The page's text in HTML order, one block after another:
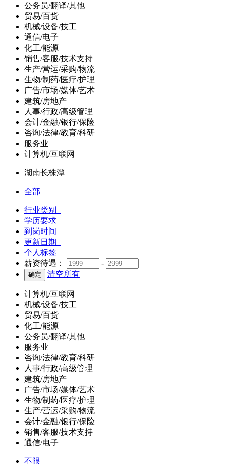
公务员/翻译/其他
贸易/百货
机械/设备/技工
通信/电子
化工/能源
销售/客服/技术支持
生产/营运/采购/物流
生物/制药/医疗/护理
广告/市场/媒体/艺术
建筑/房地产
人事/行政/高级管理
会计/金融/银行/保险
咨询/法律/教育/科研
服务业
计算机/互联网
湖南长株潭
全部
行业类别
学历要求
到岗时间
更新日期
个人标签
薪资待遇：
-
清空所有
计算机/互联网
机械/设备/技工
贸易/百货
化工/能源
公务员/翻译/其他
服务业
咨询/法律/教育/科研
人事/行政/高级管理
建筑/房地产
广告/市场/媒体/艺术
生物/制药/医疗/护理
生产/营运/采购/物流
会计/金融/银行/保险
销售/客服/技术支持
通信/电子
不限